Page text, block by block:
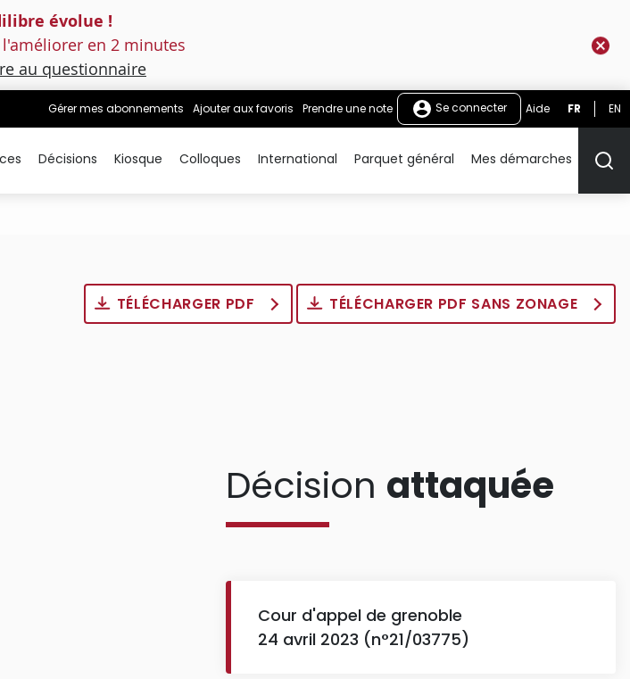
évolue !
en 2 minutes
au questionnaire
Gérer mes abonnements Ajouter aux favoris Prendre une note Se connecter Aide FR EN
Décisions Kiosque Colloques International Parquet général Mes démarches
TÉLÉCHARGER PDF TÉLÉCHARGER PDF SANS ZONAGE
Décision attaquée
Cour d'appel de grenoble
24 avril 2023 (n°21/03775)